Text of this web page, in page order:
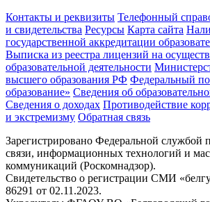
Контакты и реквизиты Телефонный
и свидетельства Ресурсы Карта сайта
государственной аккредитации
Выписка из реестра лицензий на
образовательной деятельности
высшего образования РФ Федеральный
образование» Сведения об
Сведения о доходах Противодействие
и экстремизму Обратная связь
Зарегистрировано Федеральной службой
связи, информационных технологий и
коммуникаций (Роскомнадзор).
Свидетельство о регистрации СМИ
86291 от 02.11.2023.